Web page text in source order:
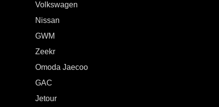
Volkswagen
Nissan
GWM
Zeekr
Omoda Jaecoo
GAC
Jetour